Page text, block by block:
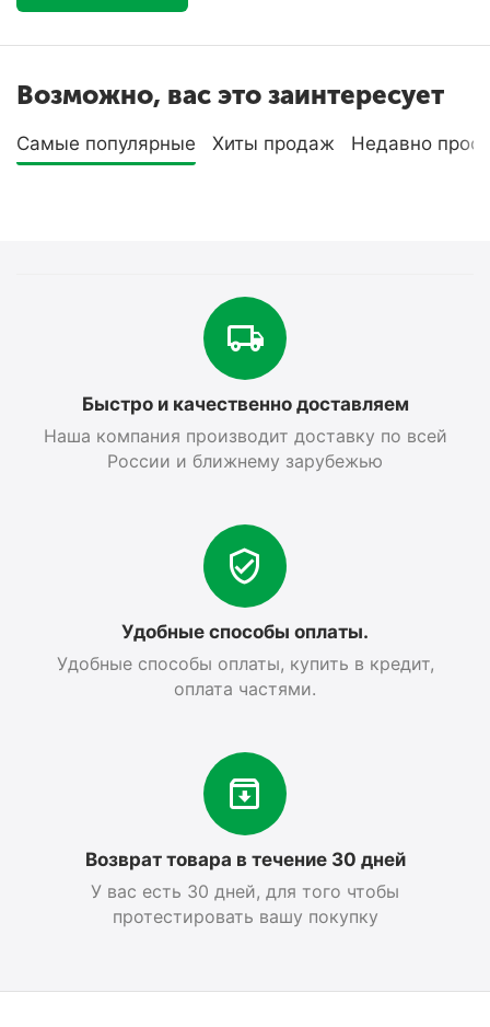
Возможно, вас это заинтересует
Самые популярные Хиты продаж Недавно
Быстро и качественно доставляем
Наша компания производит доставку по всей
России и ближнему зарубежью
Удобные способы оплаты.
Удобные способы оплаты, купить в кредит,
оплата частями.
Возврат товара в течение 30 дней
У вас есть 30 дней, для того чтобы
протестировать вашу покупку